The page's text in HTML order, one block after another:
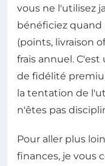
vous ne l'utilisez
bénéficiez
(points, livraison
frais annuel.
de fidélité
la tentation de
n'êtes pas
Pour aller plus
finances, je vous